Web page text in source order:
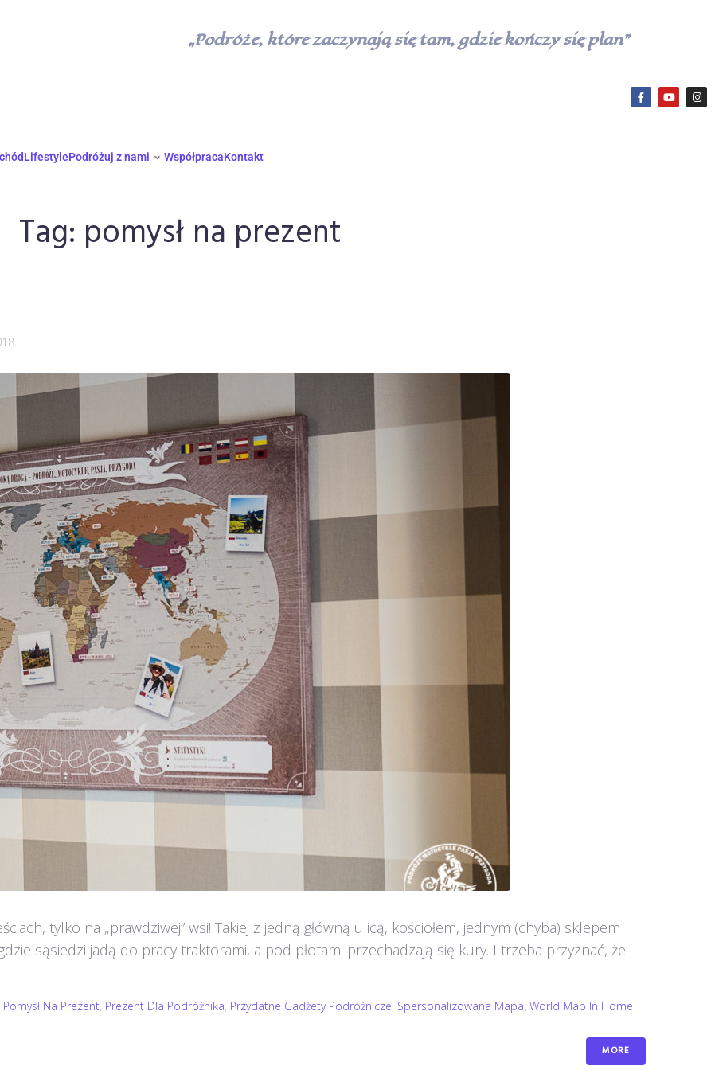
„Podróże, które zaczynają się tam, gdzie kończy się plan”
LifestylePodróżuj z nami WspółpracaKontakt
Tag: pomysł na prezent
tylko na „prawdziwej” wsi! Takiej z jedną główną ulicą, kościołem, jednym (chyba) sklepem
sąsiedzi jadą do pracy traktorami, a pod płotami przechadzają się kury. I trzeba przyznać, że
Pomysł Na Prezent, Prezent Dla Podróżnika, Przydatne Gadżety Podróżnicze, Spersonalizowana Mapa, World Map In Home
MORE